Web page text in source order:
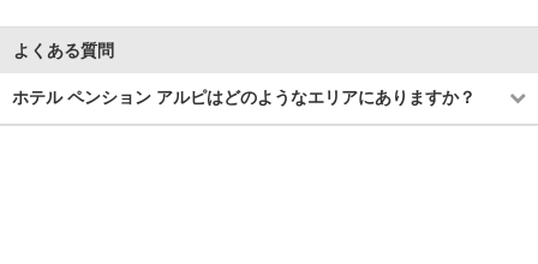
よくある質問
ホテル ペンション アルピはどのようなエリアにありますか？